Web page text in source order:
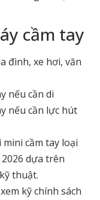
cầm tay
đình, xe hơi, văn
nếu cần di
nếu cần lực hút
cầm tay loại
dựa trên
thuật.
kỹ chính sách